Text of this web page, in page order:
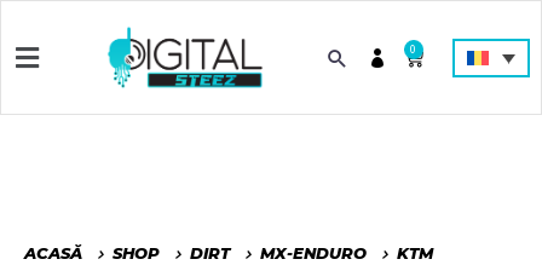
0
ACASĂ SHOP DIRT MX-ENDURO KTM